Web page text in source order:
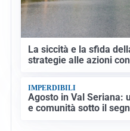
La siccità e la sfida
strategie alle azioni
IMPERDIBILI
Agosto in Val Seriana:
e comunità sotto il